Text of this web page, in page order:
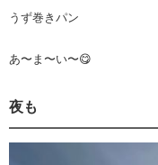
うず巻きパン
あ〜ま〜い〜😋
夜も